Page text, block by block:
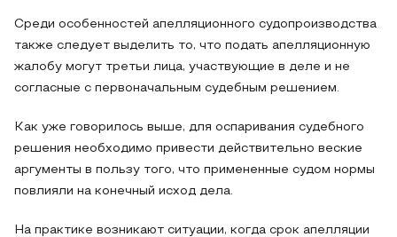
Среди особенностей апелляционного судопроизводства
также следует выделить то, что подать апелляционную
жалобу могут третьи лица, участвующие в деле и не
согласные с первоначальным судебным решением.
Как уже говорилось выше, для оспаривания судебного
решения необходимо привести действительно веские
аргументы в пользу того, что примененные судом нормы
повлияли на конечный исход дела.
На практике возникают ситуации, когда срок апелляции